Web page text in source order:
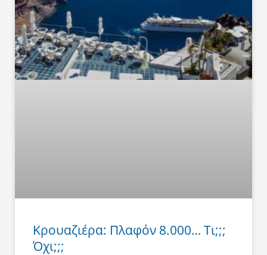
Κρουαζιέρα: Πλαφόν 8.000… Τι;;;
Όχι;;;